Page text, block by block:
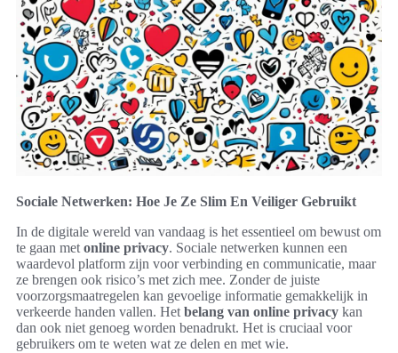
Sociale Netwerken: Hoe Je Ze Slim En Veiliger Gebruikt
In de digitale wereld van vandaag is het essentieel om bewust om
te gaan met online privacy. Sociale netwerken kunnen een
waardevol platform zijn voor verbinding en communicatie, maar
ze brengen ook risico’s met zich mee. Zonder de juiste
voorzorgsmaatregelen kan gevoelige informatie gemakkelijk in
verkeerde handen vallen. Het belang van online privacy kan
dan ook niet genoeg worden benadrukt. Het is cruciaal voor
gebruikers om te weten wat ze delen en met wie.